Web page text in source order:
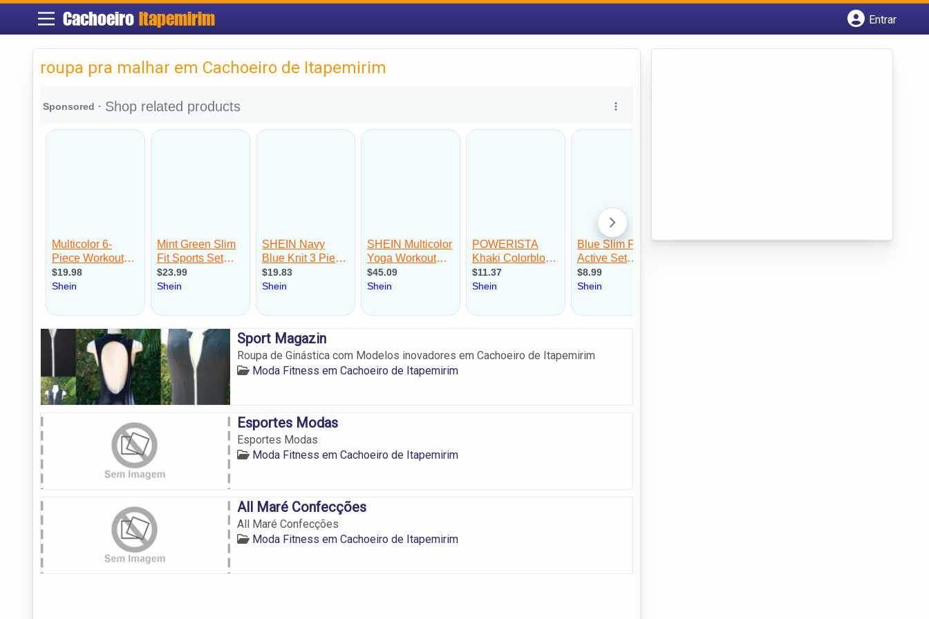
Cachoeiro Itapemirim
Entrar
roupa pra malhar em Cachoeiro de Itapemirim
Sport Magazin
Roupa de Ginástica com Modelos inovadores em Cachoeiro de Itapemirim
Moda Fitness em Cachoeiro de Itapemirim
Esportes Modas
Esportes Modas
Moda Fitness em Cachoeiro de Itapemirim
All Maré Confecções
All Maré Confecções
Moda Fitness em Cachoeiro de Itapemirim